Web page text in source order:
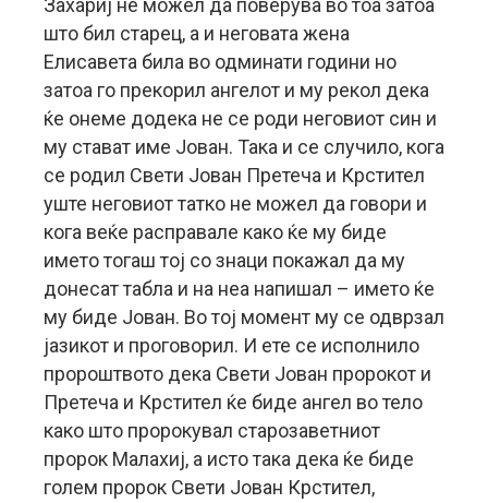
Захариј не можел да поверува во тоа затоа
што бил старец, а и неговата жена
Елисавета била во одминати години но
затоа го прекорил ангелот и му рекол дека
ќе онеме додека не се роди неговиот син и
му стават име Јован. Така и се случило, кога
се родил Свети Јован Претеча и Крстител
уште неговиот татко не можел да говори и
кога веќе расправале како ќе му биде
името тогаш тој со знаци покажал да му
донесат табла и на неа напишал – името ќе
му биде Јован. Во тој момент му се одврзал
јазикот и проговорил. И ете се исполнило
пророштвото дека Свети Јован пророкот и
Претеча и Крстител ќе биде ангел во тело
како што пророкувал старозаветниот
пророк Малахиј, а исто така дека ќе биде
голем пророк Свети Јован Крстител,